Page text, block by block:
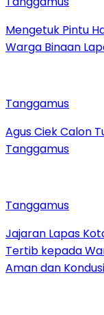
Mengetuk Pintu
Warga Binaan
Tanggamus
Agus Ciek Calon
Tanggamus
Tanggamus
Jajaran Lapas
Tertib kepada
Aman dan